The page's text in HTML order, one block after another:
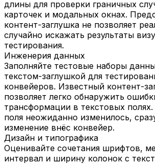
длины для проверки граничных
карточек и модальных окнах.
контент-заглушка не позволяет
случайно искажать результаты
тестирования.
Инженерия данных
Заполняйте тестовые наборы
текстом-заглушкой для
конвейеров. Известный контент-
позволяет легко обнаружить
трансформации в текстовых полях.
поля неожиданно изменилось,
изменение внёс конвейер.
Дизайн и типографика
Оценивайте сочетания шрифтов,
интервал и ширину колонок с